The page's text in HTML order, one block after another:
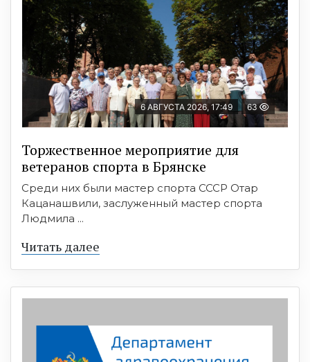
6 АВГУСТА 2026, 17:49 63
Торжественное мероприятие для
ветеранов спорта в Брянске
Среди них были мастер спорта СССР Отар
Кацанашвили, заслуженный мастер спорта
Людмила ...
Читать далее